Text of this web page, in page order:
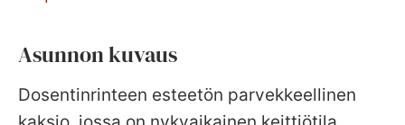
Asunnon kuvaus
Dosentinrinteen esteetön parvekkeellinen